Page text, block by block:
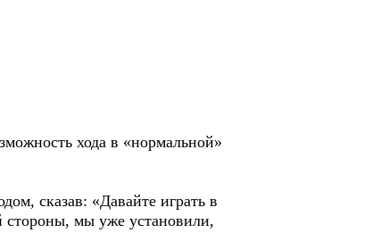
хода в «нормальной»
сказав: «Давайте играть в
стороны, мы уже установили,